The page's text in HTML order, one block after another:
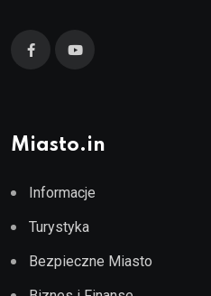
Miasto.in
Informacje
Turystyka
Bezpieczne Miasto